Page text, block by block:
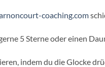
coaching.com⁠
5 Sterne oder einen
indem du die Glocke